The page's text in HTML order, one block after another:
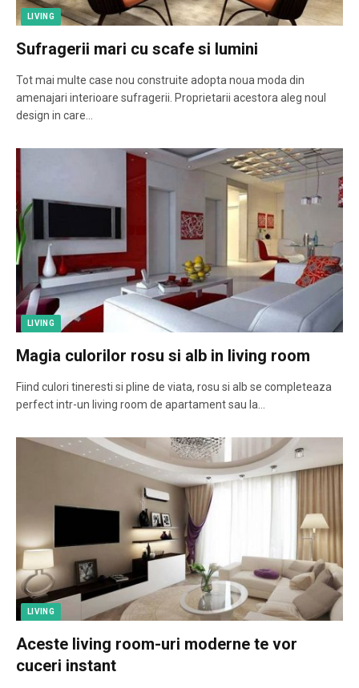
LIVING
Sufragerii mari cu scafe si lumini
Tot mai multe case nou construite adopta noua moda din
amenajari interioare sufragerii. Proprietarii acestora aleg noul
design in care…
LIVING
Magia culorilor rosu si alb in living room
Fiind culori tineresti si pline de viata, rosu si alb se completeaza
perfect intr-un living room de apartament sau la…
LIVING
Aceste living room-uri moderne te vor
cuceri instant